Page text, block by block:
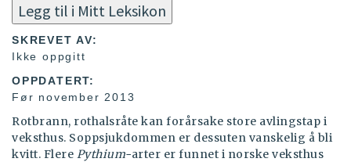
Legg til i Mitt Leksikon
SKREVET AV:
Ikke oppgitt
OPPDATERT:
Før november 2013
Rotbrann, rothalsråte kan forårsake store avlingstap i
veksthus. Soppsjukdommen er dessuten vanskelig å bli
kvitt. Flere Pythium-arter er funnet i norske veksthus